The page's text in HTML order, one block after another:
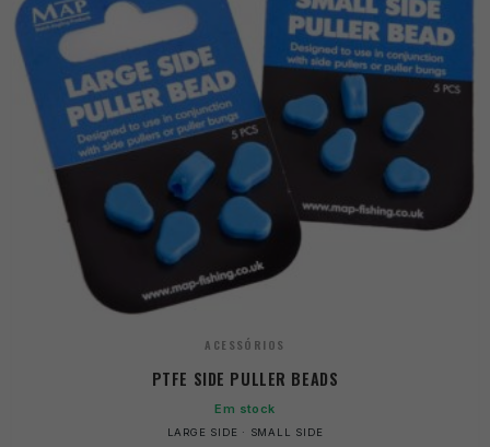
ACESSÓRIOS
PTFE SIDE PULLER BEADS
Em stock
LARGE SIDE · SMALL SIDE